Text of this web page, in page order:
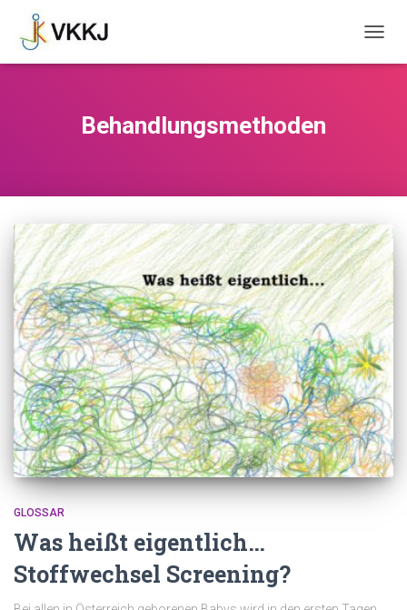
Behandlungsmethoden
GLOSSAR
Was heißt eigentlich…
Stoffwechsel Screening?